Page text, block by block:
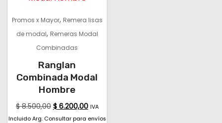
Promos x Mayor, Remera lisas
de modal, Remeras Modal
Combinadas
Ranglan
Combinada Modal
Hombre
$8.500,00 $6.200,00 IVA
Incluido Arg. Consultar para envíos